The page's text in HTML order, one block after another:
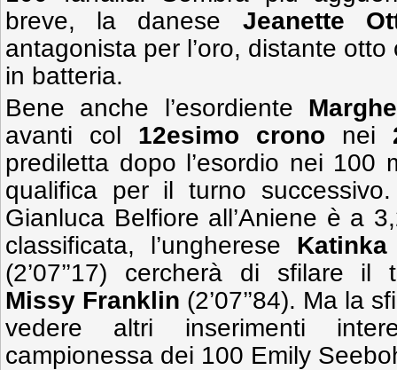
breve, la danese Jeanette
antagonista per l’oro, distante
in batteria.
Bene anche l’esordiente
avanti col 12esimo crono nei
prediletta dopo l’esordio nei 100
qualifica per il turno
Gianluca Belfiore all’Aniene è a
classificata, l’ungherese
(2’07’’17) cercherà di sfilare il
Missy Franklin (2’07’’84). Ma la
vedere altri inserimenti
campionessa dei 100 Emily